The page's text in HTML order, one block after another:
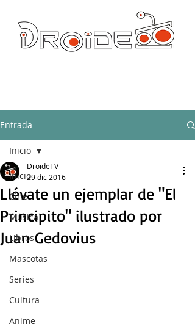
Entrada
Inicio
Cine
Música
Libros
Mascotas
Series
Cultura
Anime
Inicio
Llévate un ejemplar de "El
Principito" ilustrado por
Juan Gedovius
DroideTV
29 dic 2016